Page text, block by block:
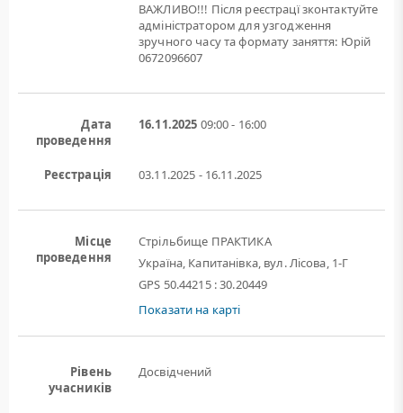
ВАЖЛИВО!!! Після реєстрацї зконтактуйте
адміністратором для узгодження
зручного часу та формату заняття: Юрій
0672096607
Дата
проведення
16.11.2025 09:00 - 16:00
Реєстрація 03.11.2025 - 16.11.2025
Місце
проведення
Стрільбище ПРАКТИКА
Україна, Капитанівка, вул. Лісова, 1-Г
GPS 50.44215 : 30.20449
Показати на карті
Рівень
учасників
Досвідчений